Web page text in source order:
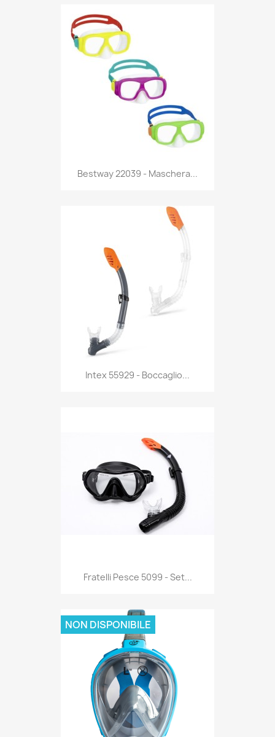
Anteprima
Bestway 22039 - Maschera...
Anteprima
Intex 55929 - Boccaglio...
Anteprima
Fratelli Pesce 5099 - Set...
NON DISPONIBILE